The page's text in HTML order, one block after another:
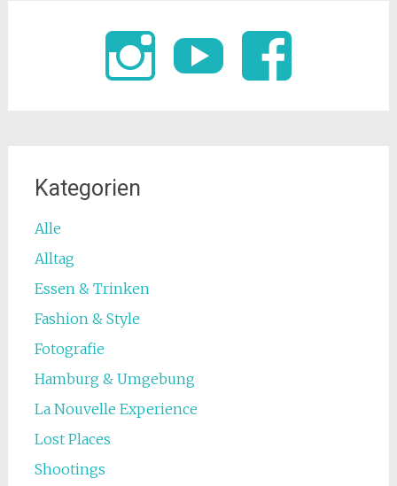
Kategorien
Alle
Alltag
Essen & Trinken
Fashion & Style
Fotografie
Hamburg & Umgebung
La Nouvelle Experience
Lost Places
Shootings